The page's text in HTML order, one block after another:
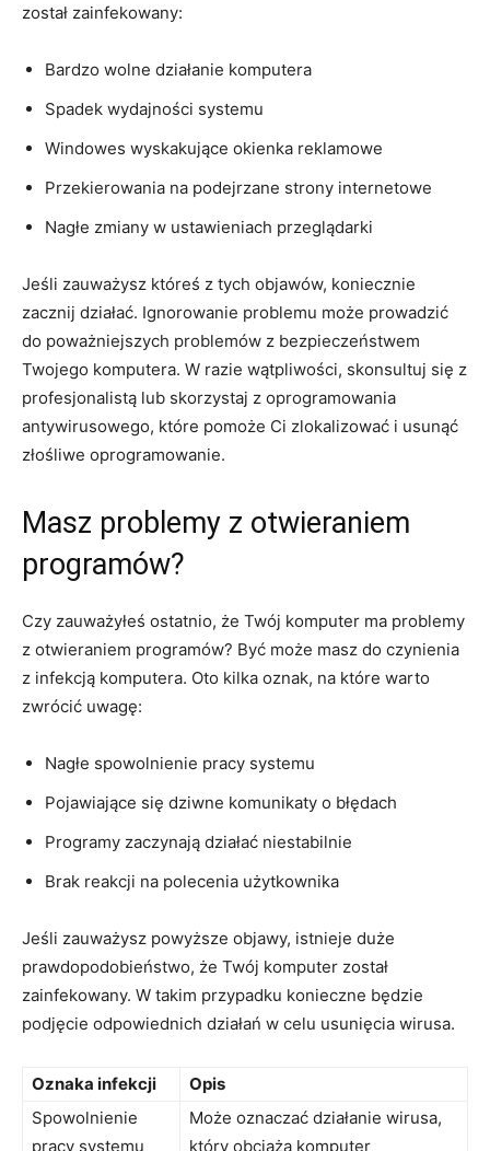
został ​zainfekowany:
Bardzo wolne działanie komputera
Spadek wydajności systemu
Windowes wyskakujące okienka reklamowe
Przekierowania⁣ na‌ podejrzane strony internetowe
Nagłe zmiany w ⁢ustawieniach przeglądarki
Jeśli zauważysz któreś z tych objawów, koniecznie
zacznij działać. Ignorowanie problemu może prowadzić
do poważniejszych problemów z bezpieczeństwem
Twojego komputera. W razie wątpliwości, skonsultuj się z
profesjonalistą lub skorzystaj z oprogramowania
antywirusowego, które pomoże Ci⁢ zlokalizować i ‌usunąć
złośliwe oprogramowanie.
Masz problemy z otwieraniem‌
programów?
Czy zauważyłeś ostatnio, że Twój komputer ma problemy
z otwieraniem programów? Być może masz do czynienia​
z infekcją komputera. Oto kilka oznak, na które warto
zwrócić uwagę:
Nagłe spowolnienie pracy systemu
Pojawiające się dziwne​ komunikaty o błędach
Programy zaczynają działać niestabilnie
Brak reakcji⁤ na polecenia użytkownika
Jeśli zauważysz powyższe objawy, istnieje duże ​
prawdopodobieństwo,​ że Twój komputer został
zainfekowany. W takim przypadku konieczne będzie
podjęcie odpowiednich⁣ działań w celu usunięcia wirusa.
Oznaka infekcji
Opis
Spowolnienie
pracy systemu
Może oznaczać działanie wirusa,
który obciąża ​komputer